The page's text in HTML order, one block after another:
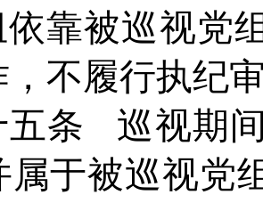
靠被巡视党
不履行执纪
条
巡视期
属于被巡视党